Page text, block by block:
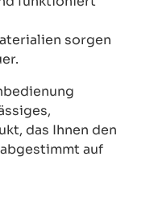
sorgen
das Ihnen den
auf